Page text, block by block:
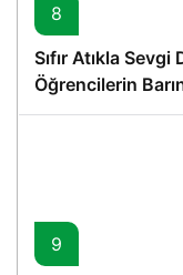
8
Sıfır Atıkla
Öğrencilerin
Proje
9